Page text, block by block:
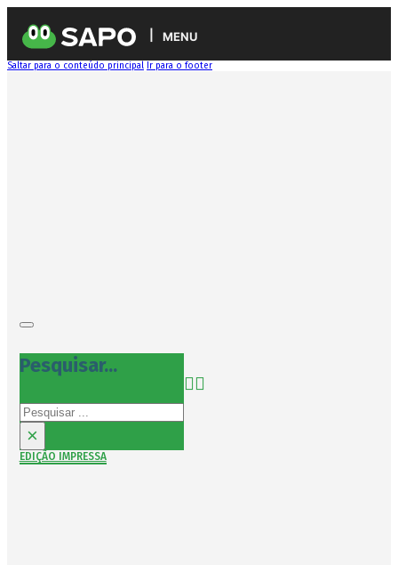
MENU
Saltar para o conteúdo principal Ir para o footer
Pesquisar...
Pesquisar
×
EDIÇÃO IMPRESSA